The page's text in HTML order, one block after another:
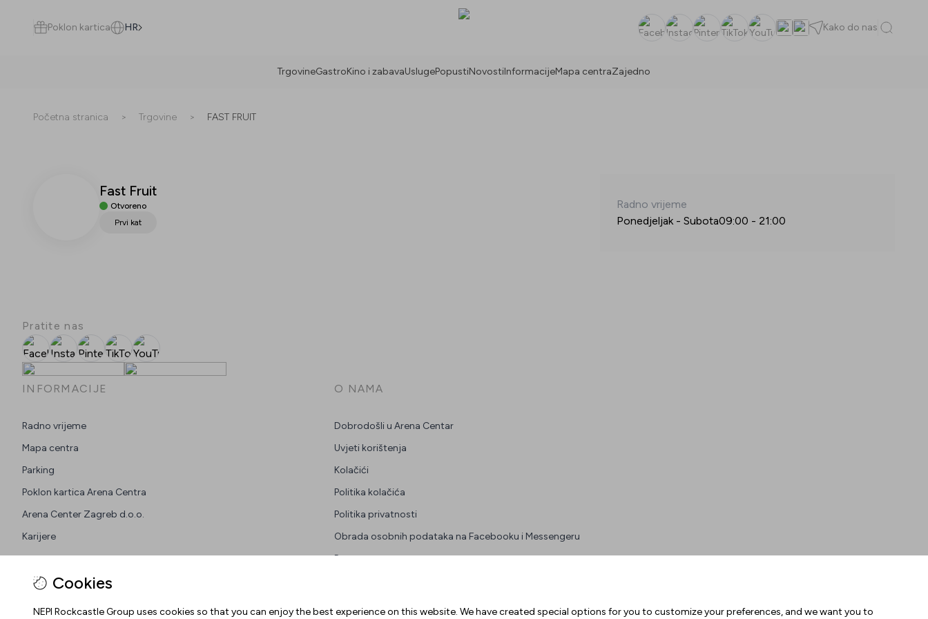
0 Popusti(0
Poklon kartica HR FacebookInstagramPinterestTikTokYouTube Kako do nas
TrgovineGastroKino i zabavaUslugePopustiNovostiInformacijeMapa centraZajedno
Početna stranica > Trgovine > FAST FRUIT
Fast Fruit
Otvoreno
Prvi kat
Radno vrijeme
Ponedjeljak - Subota09:00 - 21:00
Cookies
NEPI Rockcastle Group uses cookies so that you can enjoy the best experience on this website. We have created special options for you to customize your preferences, and we want you to
Pratite nas
FacebookInstagramPinterest
TikTokYouTube
INFORMACIJE
Radno vrijeme
Mapa centra
Parking
Poklon kartica Arena Centra
Arena Center Zagreb d.o.o.
Karijere
O NAMA
Dobrodošli u Arena Centar
Uvjeti korištenja
Kolačići
Politika kolačića
Politika privatnosti
Obrada osobnih podataka na Facebooku i Messengeru
Press